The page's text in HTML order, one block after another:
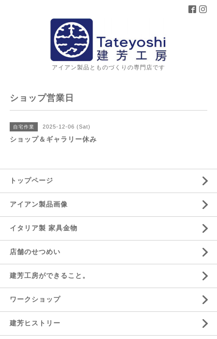
アイアン製品とものづくりの専門店です
ショップ営業日
自宅作業 2025-12-06 (Sat)
ショップ＆ギャラリー休み
トップページ
アイアン製品画像
イタリア製 家具金物
店舗のせつめい
建芳工房ができること。
ワークショップ
建芳ヒストリー